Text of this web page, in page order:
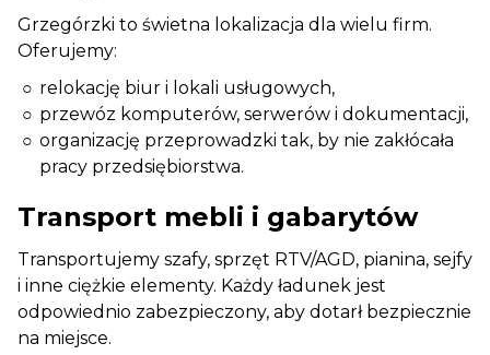
Grzegórzki to świetna lokalizacja dla wielu firm.
Oferujemy:
relokację biur i lokali usługowych,
przewóz komputerów, serwerów i dokumentacji,
organizację przeprowadzki tak, by nie zakłócała
pracy przedsiębiorstwa.
Transport mebli i gabarytów
Transportujemy szafy, sprzęt RTV/AGD, pianina, sejfy
i inne ciężkie elementy. Każdy ładunek jest
odpowiednio zabezpieczony, aby dotarł bezpiecznie
na miejsce.